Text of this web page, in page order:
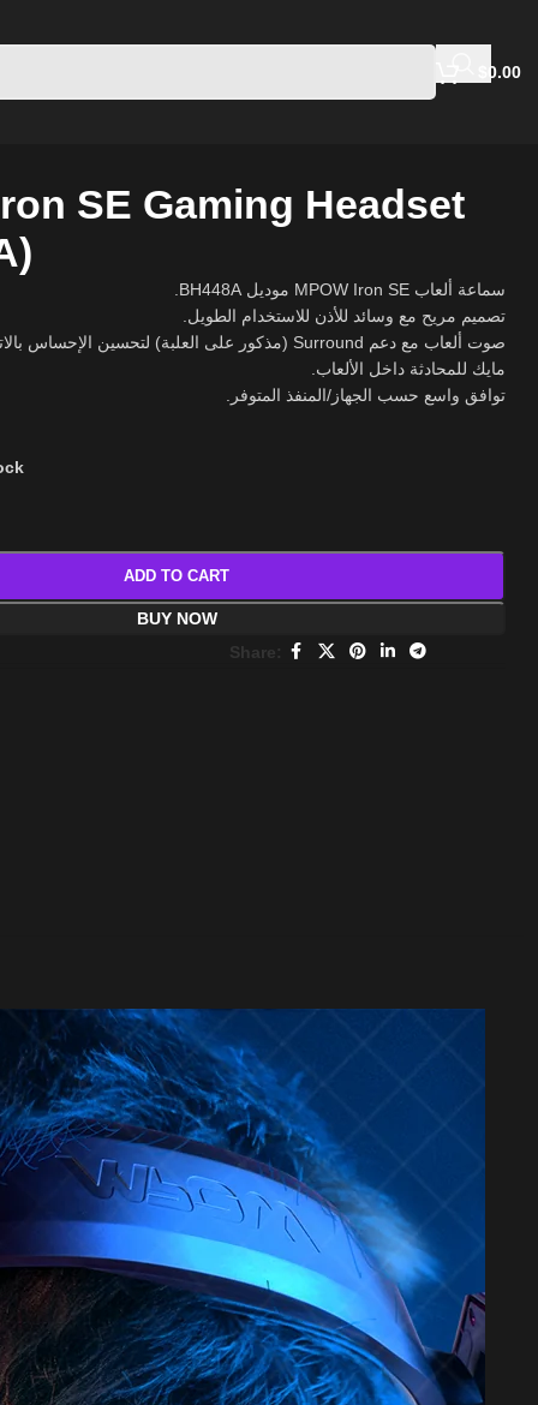
0.00
SE Gaming Headset
سماعة ألعاب MPOW Iron SE موديل BH448A.
تصميم مريح مع وسائد للأذن للاستخدام الطويل.
صوت ألعاب مع دعم Surround (مذكور على العلبة) لتحسين الإحساس بالاتجاهات.
مايك للمحادثة داخل الألعاب.
توافق واسع حسب الجهاز/المنفذ المتوفر.
ADD TO CART
BUY NOW
Share: